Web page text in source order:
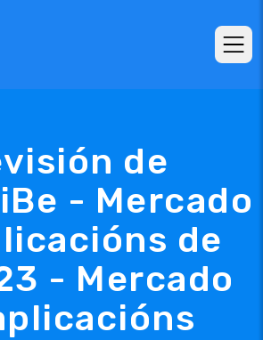
de
- Mercado
de
- Mercado